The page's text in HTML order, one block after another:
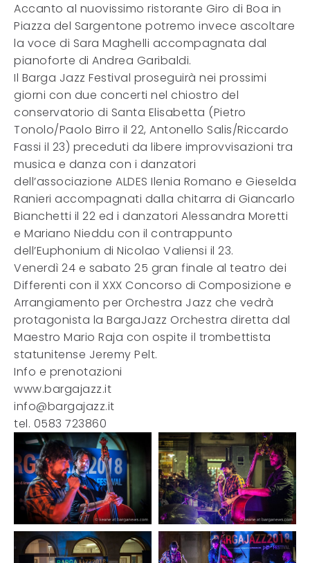
Accanto al nuovissimo ristorante Giro di Boa in
Piazza del Sargentone potremo invece ascoltare
la voce di Sara Maghelli accompagnata dal
pianoforte di Andrea Garibaldi.
Il Barga Jazz Festival proseguirà nei prossimi
giorni con due concerti nel chiostro del
conservatorio di Santa Elisabetta (Pietro
Tonolo/Paolo Birro il 22, Antonello Salis/Riccardo
Fassi il 23) preceduti da libere improvvisazioni tra
musica e danza con i danzatori
dell’associazione ALDES Ilenia Romano e Gieselda
Ranieri accompagnati dalla chitarra di Giancarlo
Bianchetti il 22 ed i danzatori Alessandra Moretti
e Mariano Nieddu con il contrappunto
dell’Euphonium di Nicolao Valiensi il 23.
Venerdì 24 e sabato 25 gran finale al teatro dei
Differenti con il XXX Concorso di Composizione e
Arrangiamento per Orchestra Jazz che vedrà
protagonista la BargaJazz Orchestra diretta dal
Maestro Mario Raja con ospite il trombettista
statunitense Jeremy Pelt.
Info e prenotazioni
www.bargajazz.it
info@bargajazz.it
tel. 0583 723860